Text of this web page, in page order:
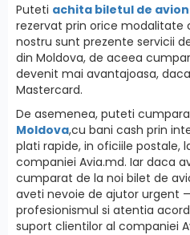
Puteti achita biletul de avion
rezervat prin orice modalitate
nostru sunt prezente servicii
din Moldova, de aceea
devenit mai avantajoasa,
Mastercard.
De asemenea, puteti cumpara
Moldova,cu bani cash prin
plati rapide, in oficiile postale,
companiei Avia.md. Iar daca
cumparat de la noi bilet de
aveti nevoie de ajutor urgent
profesionismul si atentia
suport clientilor al companiei